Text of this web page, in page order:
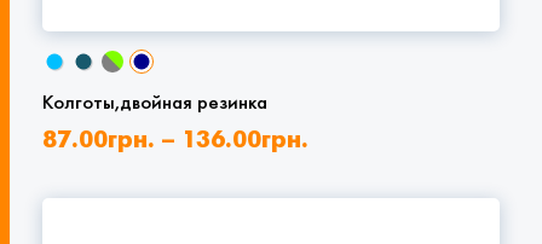
Колготы,двойная резинка
87.00грн. – 136.00грн.